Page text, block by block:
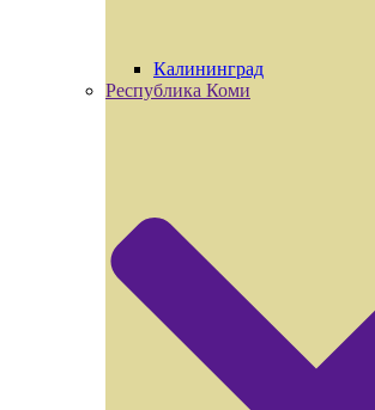
Калининград
Республика Коми